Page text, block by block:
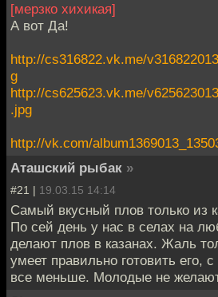
[мерзко хихикая]
А вот Да!
http://cs316822.vk.me/
g
http://cs625623.vk.me/
.jpg
http://vk.com/
Аташский рыбак »
#21 | 19.03.15 14:14
Самый вкусный плов только из
По сей день у нас в селах на
делают плов в казанах. Жаль
умеет правильно готовить его,
все меньше. Молодые не